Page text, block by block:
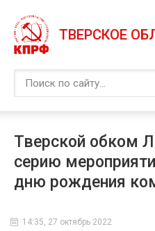
Тверской обком
серию
дню рождения
14:35, 27 октябрь 2022